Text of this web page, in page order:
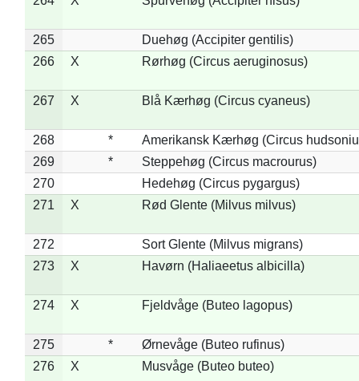
265
Duehøg (Accipiter gentilis)
266
X Rørhøg (Circus aeruginosus)
267 X Blå Kærhøg (Circus cyaneus)
268 *
Amerikansk Kærhøg (Circus
269
*
Steppehøg (Circus macrourus)
270
Hedehøg (Circus pygargus)
271
X Rød Glente (Milvus milvus)
272
Sort Glente (Milvus migrans)
273
X Havørn (Haliaeetus albicilla)
274 X Fjeldvåge (Buteo lagopus)
275 *
Ørnevåge (Buteo rufinus)
276
X Musvåge (Buteo buteo)